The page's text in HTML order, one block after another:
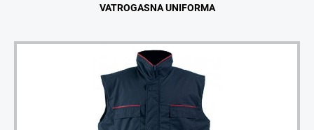
VATROGASNA UNIFORMA